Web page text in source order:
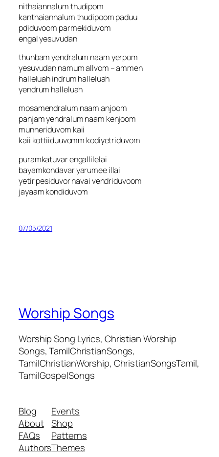
nithaiannalum thudipom
kanthaiannalum thudipoom paduu
pdiduvoom parmekiduvom
engal yesuvudan
thunbam yendralum naam yerpom
yesuvudan namum allvom – ammen
halleluah indrum halleluah
yendrum halleluah
mosamendralum naam anjoom
panjam yendralum naam kenjoom
munneriduvom kaii
kaii kottiiduuvomm kodiyetriduvom
puramkatuvar engallilelai
bayamkondavar yarumee illai
yetir pesiduvor navai vendriduvoom
jayaam kondiduvom
07/05/2021
Worship Songs
Worship Song Lyrics, Christian Worship
Songs, TamilChristianSongs,
TamilChristianWorship, ChristianSongsTamil,
TamilGospelSongs
Blog
About
FAQs
Authors
Events
Shop
Patterns
Themes